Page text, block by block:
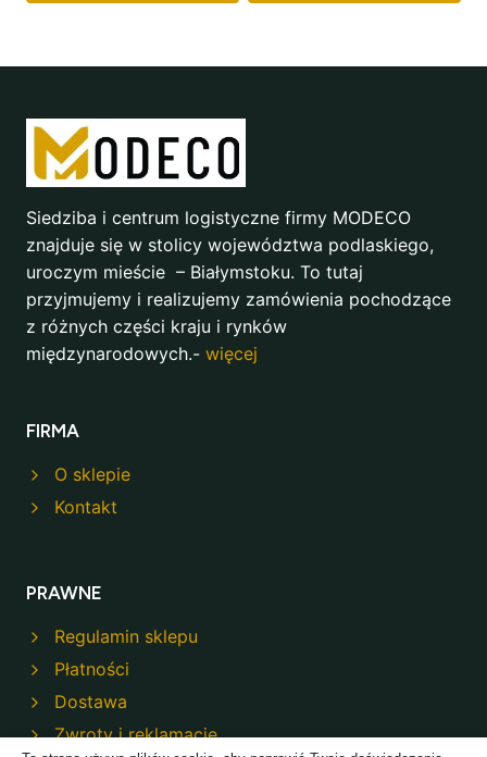
Siedziba i centrum logistyczne firmy MODECO
znajduje się w stolicy województwa podlaskiego,
uroczym mieście – Białymstoku. To tutaj
przyjmujemy i realizujemy zamówienia pochodzące
z różnych części kraju i rynków
międzynarodowych.- więcej
FIRMA
O sklepie
Kontakt
PRAWNE
Regulamin sklepu
Płatności
Dostawa
Zwroty i reklamacje